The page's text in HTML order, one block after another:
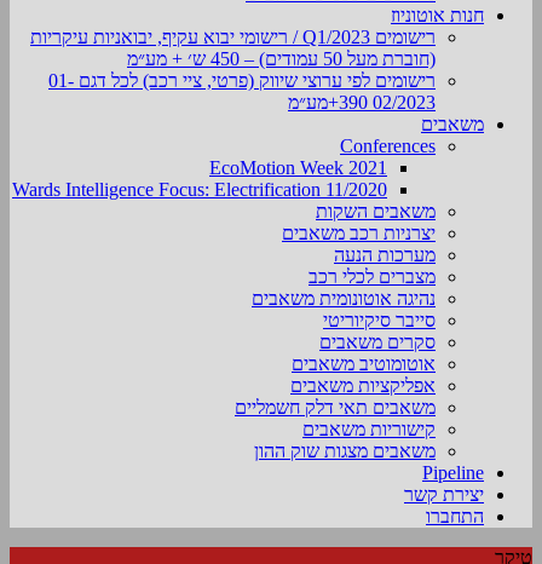
חנות אוטוניוז
רישומים Q1/2023 / רישומי יבוא עקיף, יבואניות עיקריות
(חוברת מעל 50 עמודים) – 450 ש׳ + מע״מ
רישומים לפי ערוצי שיווק (פרטי, ציי רכב) לכל דגם 01-
02/2023 390+מע״מ
משאבים
Conferences
EcoMotion Week 2021
Wards Intelligence Focus: Electrification 11/2020
משאבים השקות
יצרניות רכב משאבים
מערכות הנעה
מצברים לכלי רכב
נהיגה אוטונומית משאבים
סייבר סיקיוריטי
סקרים משאבים
אוטומוטיב משאבים
אפליקציות משאבים
משאבים תאי דלק חשמליים
קישוריות משאבים
משאבים מצגות שוק ההון
Pipeline
יצירת קשר
התחברו
טיקר